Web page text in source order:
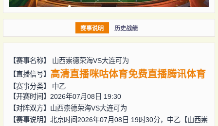
赛事说明 历史战绩
【赛事名称】 山西崇德荣海VS大连可为
【直播信号】 高清直播咪咕体育免费直播腾讯体育
【赛事分类】 中乙
【开赛时间】2026年07月08日 19:30
【对阵双方】 山西崇德荣海VS大连可为
【赛事说明】北京时间2026年07月08日 19时30分，中乙【山西崇